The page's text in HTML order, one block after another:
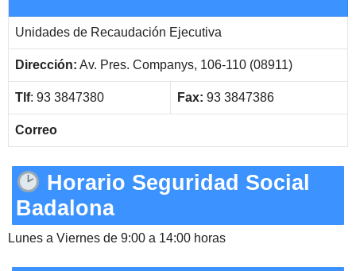
Unidades de Recaudación Ejecutiva
Dirección: Av. Pres. Companys, 106-110 (08911)
Tlf: 93 3847380 Fax: 93 3847386
Correo
Horario Seguridad Social
Badalona
Lunes a Viernes de 9:00 a 14:00 horas